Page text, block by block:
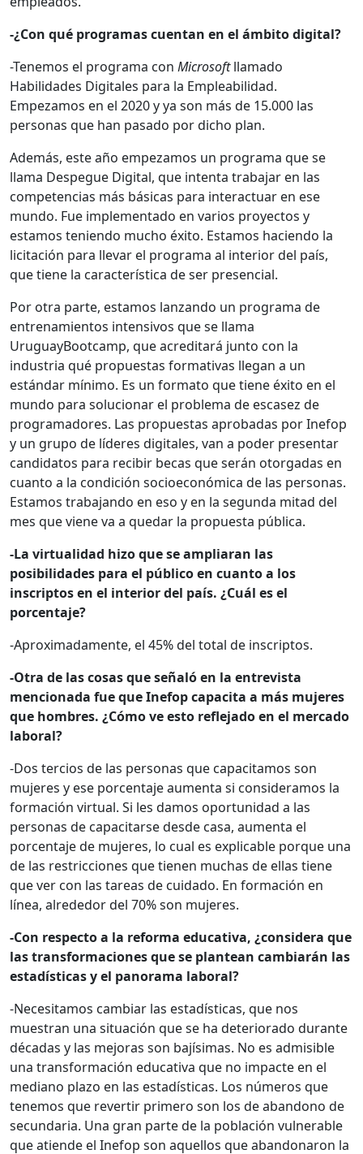
-¿Con qué programas cuentan en el ámbito digital?
-Tenemos el programa con Microsoftllamado
Habilidades Digitales para la Empleabilidad.
Empezamos en el 2020 y ya son más de 15.000 las
personas que han pasado por dicho plan.
Además, este año empezamos un programa que se
llama Despegue Digital, que intenta trabajar en las
competencias más básicas para interactuar en ese
mundo. Fue implementado en varios proyectos y
estamos teniendo mucho éxito. Estamos haciendo la
licitación para llevar el programa al interior del país,
que tiene la característica de ser presencial.
Por otra parte, estamos lanzando un programa de
entrenamientos intensivos que se llama
UruguayBootcamp, que acreditará junto con la
industria qué propuestas formativas llegan a un
estándar mínimo. Es un formato que tiene éxito en el
mundo para solucionar el problema de escasez de
programadores. Las propuestas aprobadas por Inefop
y un grupo de líderes digitales, van a poder presentar
candidatos para recibir becas que serán otorgadas en
cuanto a la condición socioeconómica de las personas.
Estamos trabajando en eso y en la segunda mitad del
mes que viene va a quedar la propuesta pública.
-La virtualidad hizo que se ampliaran las
posibilidades para el público en cuanto a los
inscriptos en el interior del país. ¿Cuál es el
porcentaje?
-Aproximadamente, el 45% del total de inscriptos.
-Otra de las cosas que señaló en la entrevista
mencionada fue que Inefop capacita a más mujeres
que hombres. ¿Cómo ve esto reflejado en el mercado
laboral?
-Dos tercios de las personas que capacitamos son
mujeres y ese porcentaje aumenta si consideramos la
formación virtual. Si les damos oportunidad a las
personas de capacitarse desde casa, aumenta el
porcentaje de mujeres, lo cual es explicable porque una
de las restricciones que tienen muchas de ellas tiene
que ver con las tareas de cuidado. En formación en
línea, alrededor del 70% son mujeres.
-Con respecto a la reforma educativa, ¿considera que
las transformaciones que se plantean cambiarán las
estadísticas y el panorama laboral?
-Necesitamos cambiar las estadísticas, que nos
muestran una situación que se ha deteriorado durante
décadas y las mejoras son bajísimas. No es admisible
una transformación educativa que no impacte en el
mediano plazo en las estadísticas. Los números que
tenemos que revertir primero son los de abandono de
secundaria. Una gran parte de la población vulnerable
que atiende el Inefop son aquellos que abandonaron la